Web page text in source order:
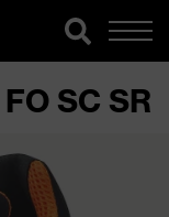
SC SR